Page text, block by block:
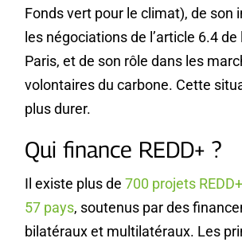
Fonds vert pour le climat), de son
les négociations de l’article 6.4 de
Paris, et de son rôle dans les
volontaires du carbone. Cette
plus durer.
Qui finance REDD+ ?
Il existe plus de700 projets
57 pays, soutenus par des
bilatéraux et multilatéraux. Les